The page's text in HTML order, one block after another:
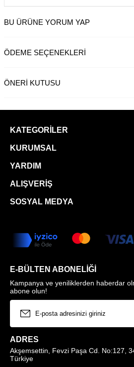
BU ÜRÜNE YORUM YAP
ÖDEME SEÇENEKLERI
ÖNERI KUTUSU
KATEGORILER
KURUMSAL
YARDIM
ALIŞVERIŞ
SOSYAL MEDYA
E-BÜLTEN ABONELIĞI
Kampanya ve yeniliklerden haberdar
abone olun!
ADRES
Akşemsettin, Fevzi Paşa Cd. No:127,
Türkiye